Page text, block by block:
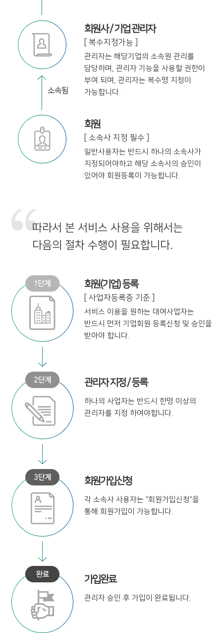
회원사 / 기업 관리자
[ 복수지정가능 ]
관리자는 해당기업의 소속원 관리를
담당하며, 관리자 기능을 사용할 권한이
부여 되며, 관리자는 복수명 지정이
가능합니다.
회원
[ 소속사 지정 필수 ]
일반사용자는 반드시 하나의 소속사가
지정되어야하고 해당 소속사의 승인이
있어야 회원등록이 가능합니다.
따라서 본 서비스 사용을 위해서는
다음의 절차 수행이 필요합니다.
회원(기업) 등록
[ 사업자등록증 기준 ]
서비스 이용을 원하는 대여사업자는
반드시 먼저 기업회원 등록신청 및 승인을
받아야 합니다.
관리자 지정 / 등록
하나의 사업자는 반드시 한명 이상의
관리자를 지정 하여야합니다.
회원가입신청
각 소속사 사용자는 “회원가입신청”을
통해 회원가입이 가능합니다.
가입완료
관리자 승인 후 가입이 완료됩니다.